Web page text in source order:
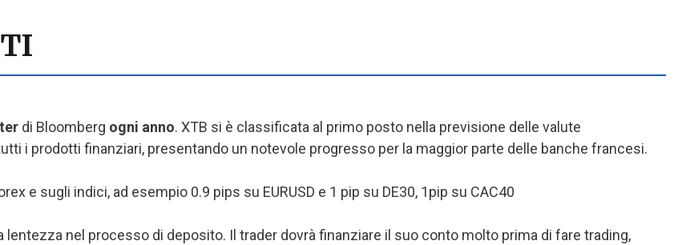
di Bloomberg ogni anno. XTB si è classificata al primo posto nella previsione delle valute
i prodotti finanziari, presentando un notevole progresso per la maggior parte delle banche francesi.
e sugli indici, ad esempio 0.9 pips su EURUSD e 1 pip su DE30, 1pip su CAC40
lentezza nel processo di deposito. Il trader dovrà finanziare il suo conto molto prima di fare trading,